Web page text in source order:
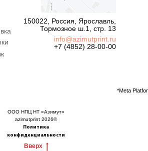
info@azimutprint.ru
+7 (4852) 28-00-00
ООО НПЦ НТ «Азимут»
azimutprint 2026©
Политика
конфиденциальности
150022, Россия, Ярославль,
Тормозное ш.1, стр. 13
*Meta
Вверх